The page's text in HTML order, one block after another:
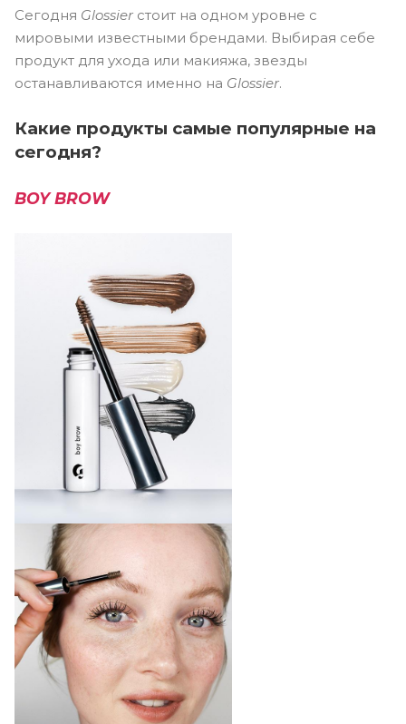
Сегодня Glossier стоит на одном уровне с
мировыми известными брендами. Выбирая себе
продукт для ухода или макияжа, звезды
останавливаются именно на Glossier.
Какие продукты самые популярные на
сегодня?
BOY BROW